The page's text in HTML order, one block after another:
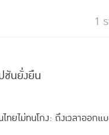
1
ชันยั่งยืน
ยไม่ทนโกง: ถึงเวลาออกแ